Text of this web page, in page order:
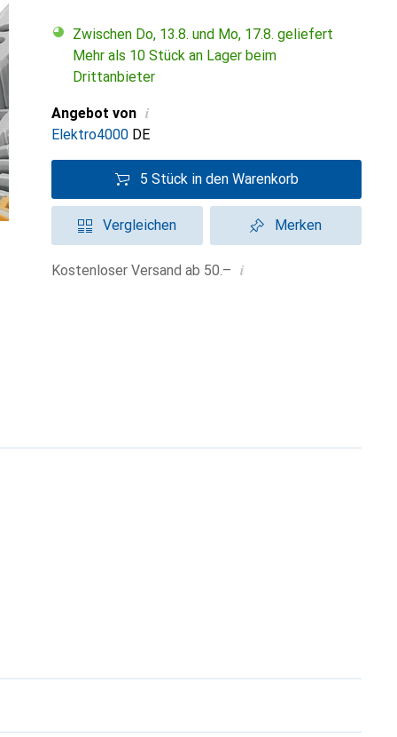
Zwischen Do, 13.8. und Mo, 17.8. geliefert
Mehr als 10 Stück an Lager beim
Drittanbieter
Angebot von i
Elektro4000 DE
5 Stück in den Warenkorb
Vergleichen Merken
Kostenloser Versand ab 50.– i